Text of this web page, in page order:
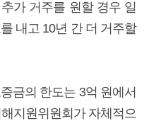
가 거주를 원할 경우 일
내고 10년 간 더 거주할
금의 한도는 3억 원에서
지원위원회가 자체적으